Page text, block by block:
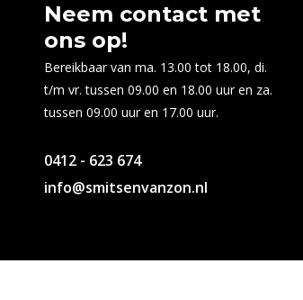
Neem contact met
ons op!
Bereikbaar van ma. 13.00 tot 18.00, di.
t/m vr. tussen 09.00 en 18.00 uur en za.
tussen 09.00 uur en 17.00 uur.
0412 - 623 674
info@smitsenvanzon.nl